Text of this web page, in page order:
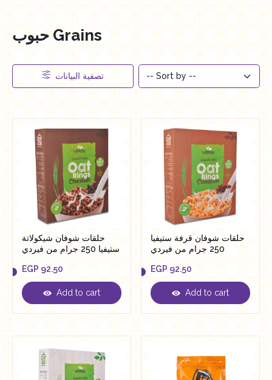
حبوب Grains
تصفية البيانات
حلقات شوفان شيكولاتة
ستيفيا 250 جرام من فيردي
EGP 92.50
EGP 92.50
Add to cart
حلقات شوفان قرفة ستيفيا
250 جرام من فيردي
EGP 92.50
EGP 92.50
Add to cart